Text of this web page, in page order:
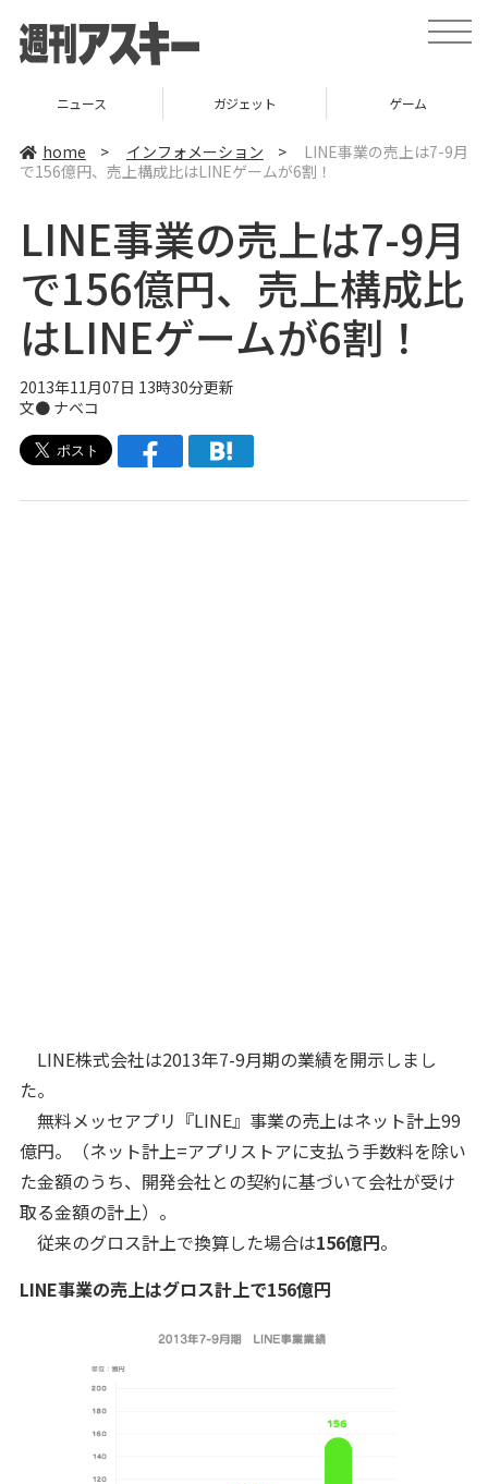
t
o
v
t
i
o
n
ニュース ガジェット ゲーム
home > インフォメーション >
LINE事業の売上は7-9月
で156億円、売上構成比はLINEゲームが6割！
LINE事業の売上は7-9月
で156億円、売上構成比
はLINEゲームが6割！
2013年11月07日 13時30分更新
文● ナベコ
LINE株式会社は2013年7-9月期の業績を開示しまし
た。
無料メッセアプリ『LINE』事業の売上はネット計上99
億円。（ネット計上=アプリストアに支払う手数料を除い
た金額のうち、開発会社との契約に基づいて会社が受け
取る金額の計上）。
従来のグロス計上で換算した場合は156億円。
LINE事業の売上はグロス計上で156億円